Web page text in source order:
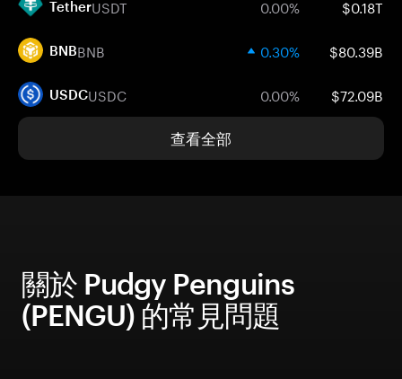
TetherUSDT 0.00% $0.18T
BNBBNB 0.30% $80.39B
USDCUSDC 0.00% $72.09B
查看全部
關於 Pudgy Penguins
(PENGU) 的常見問題